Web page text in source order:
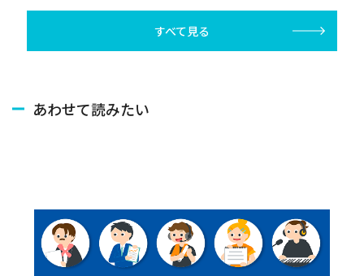
すべて見る
あわせて読みたい